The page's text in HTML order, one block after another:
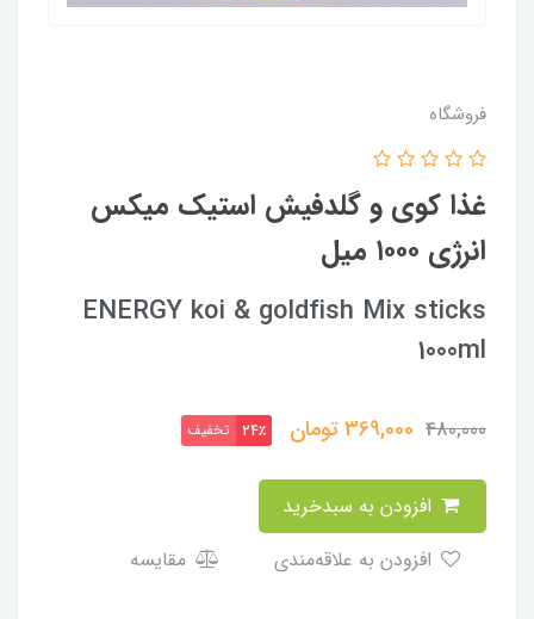
فروشگاه
غذا کوی و گلدفیش استیک میکس
انرژی ۱۰۰۰ میل
ENERGY koi & goldfish Mix sticks
1000ml
480,000
369,000تومان 24٪ تخفیف
مقایسه